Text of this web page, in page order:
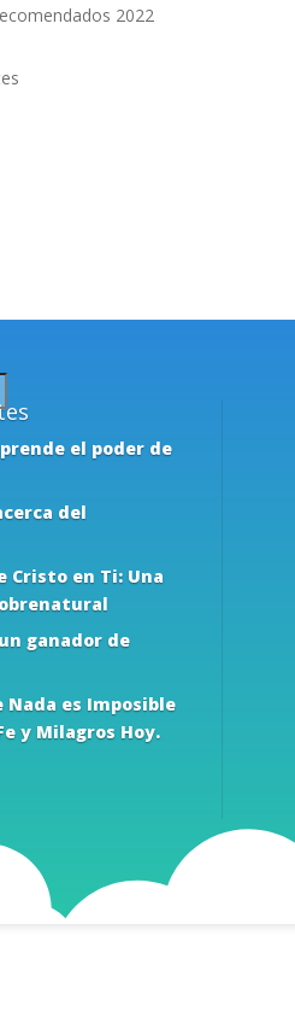
2022
el poder de
del
Cristo en Ti: Una
ganador de
Nada es Imposible
y Milagros Hoy.